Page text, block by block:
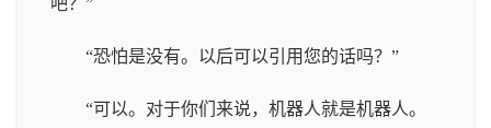
吧？”
“恐怕是没有。以后可以引用您的话吗？”
“可以。对于你们来说，机器人就是机器人。